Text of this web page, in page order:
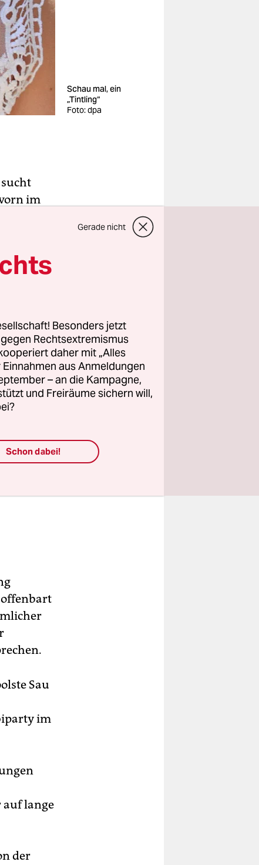
Schau mal, ein
„Tintling“
Foto: dpa
im
nicht
–
offenbart
Sau
im
auf lange
der
Gerade nicht
Besonders jetzt
Rechtsextremismus
daher mit „Alles
aus Anmeldungen
– an die Kampagne,
und Freiräume sichern will,
Schon dabei!